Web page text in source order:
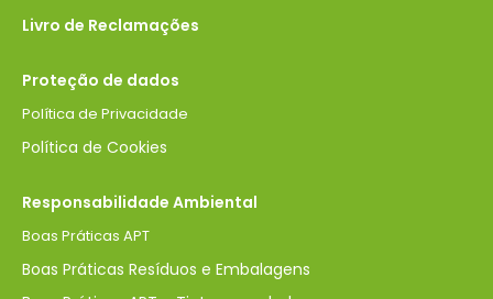
Livro de Reclamações
Proteção de dados
Política de Privacidade
Política de Cookies
Responsabilidade Ambiental
Boas Práticas APT
Boas Práticas Resíduos e Embalagens